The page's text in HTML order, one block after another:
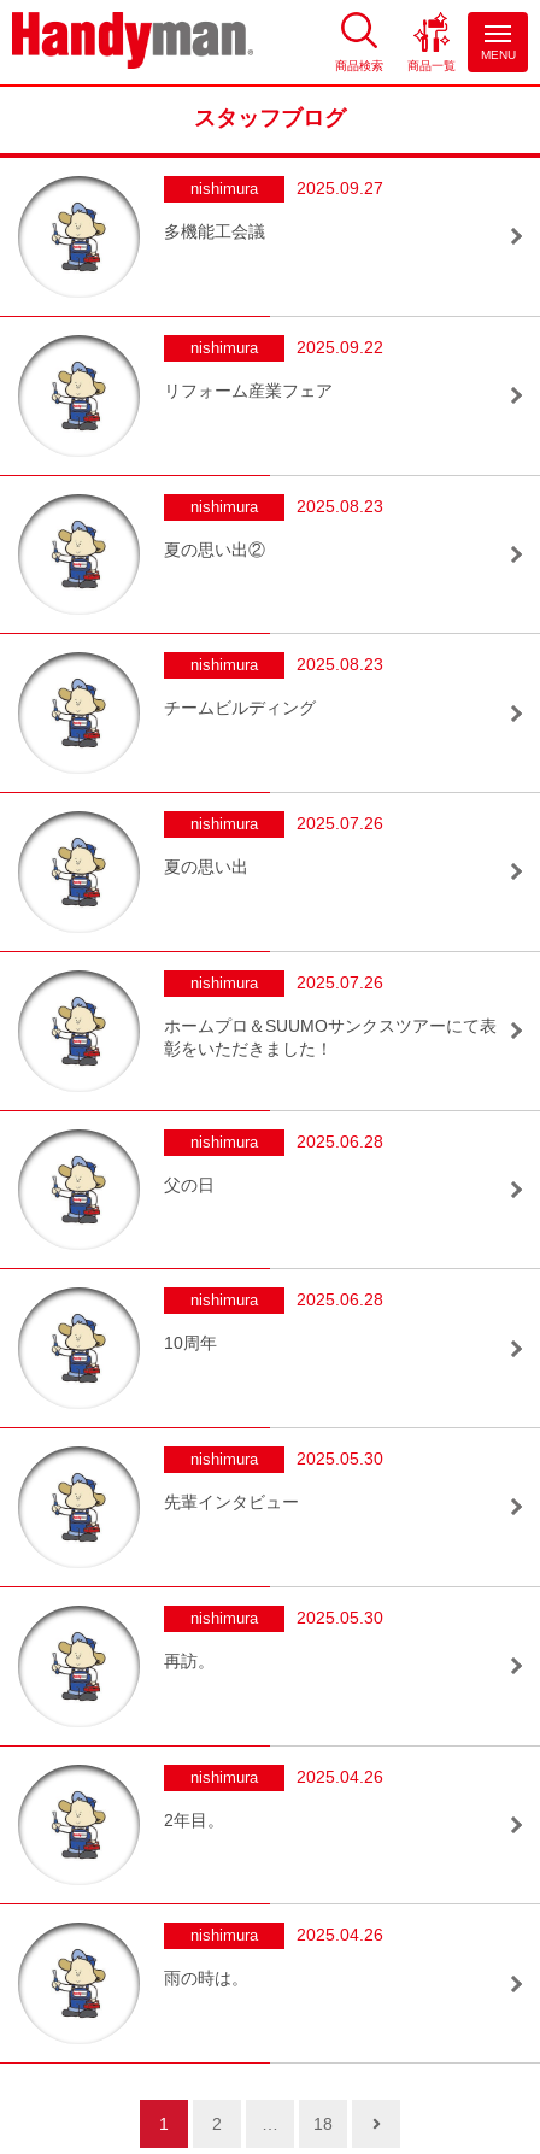
お風呂やキッチンのリフォーム
商品検索 商品一覧
MENU
スタッフブログ
nishimura 2025.09.27
多機能工会議
nishimura 2025.09.22
リフォーム産業フェア
nishimura 2025.08.23
夏の思い出②
nishimura 2025.08.23
チームビルディング
nishimura 2025.07.26
夏の思い出
nishimura 2025.07.26
ホームプロ＆SUUMOサンクスツアーにて表
彰をいただきました！
nishimura 2025.06.28
父の日
nishimura 2025.06.28
10周年
nishimura 2025.05.30
先輩インタビュー
nishimura 2025.05.30
再訪。
nishimura 2025.04.26
2年目。
nishimura 2025.04.26
雨の時は。
1 2 18